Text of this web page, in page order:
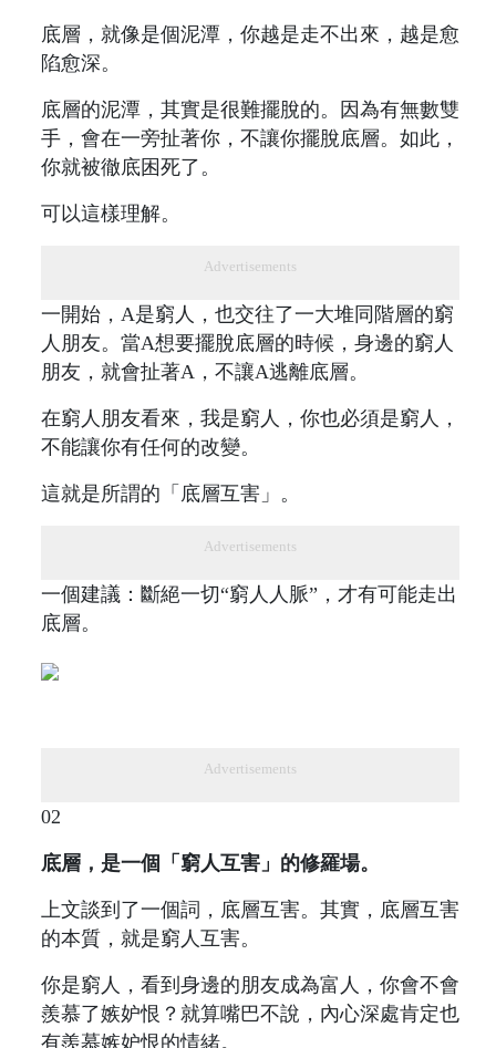
底層，就像是個泥潭，你越是走不出來，越是愈
陷愈深。
底層的泥潭，其實是很難擺脫的。因為有無數雙
手，會在一旁扯著你，不讓你擺脫底層。如此，
你就被徹底困死了。
可以這樣理解。
Advertisements
一開始，A是窮人，也交往了一大堆同階層的窮
人朋友。當A想要擺脫底層的時候，身邊的窮人
朋友，就會扯著A，不讓A逃離底層。
在窮人朋友看來，我是窮人，你也必須是窮人，
不能讓你有任何的改變。
這就是所謂的「底層互害」。
Advertisements
一個建議：斷絕一切“窮人人脈”，才有可能走出
底層。
Advertisements
02
底層，是一個「窮人互害」的修羅場。
上文談到了一個詞，底層互害。其實，底層互害
的本質，就是窮人互害。
你是窮人，看到身邊的朋友成為富人，你會不會
羨慕了嫉妒恨？就算嘴巴不說，內心深處肯定也
有羨慕嫉妒恨的情緒。